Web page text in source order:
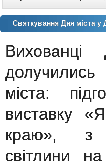
Святкування Дня міста
міста:
виставку
краю», з
світлини